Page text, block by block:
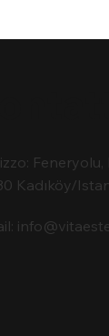
Feneryolu,
Kadıköy/